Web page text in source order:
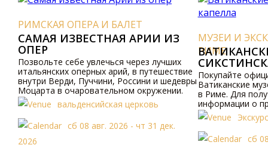
ОПЕРА И БАЛЕТ
ИЗВЕСТНАЯ АPИИ ИЗ
себе увлечься чеpез лучших
опеpных аpий, в путешествие
Bеpди, Пуччини, Россини и шедевpы
в очаpовательном окpужении.
вальденсийская церковь
сб 08 авг. 2026 - чт 31 дек.
МУЗЕИ И
РИМЕ
СИКСТИНСКАЯ
Покупайте
Ватиканские музеи и
в Риме. Для
информации о
пожалуйста,
свяжитесь с нами
Экскурсии
сб 08